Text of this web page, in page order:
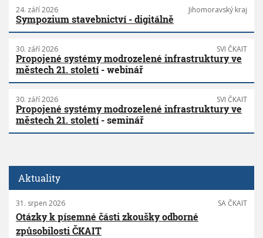
24. září 2026 Jihomoravský kraj
Sympozium stavebnictví - digitálně
30. září 2026 SVI ČKAIT
Propojené systémy modrozelené infrastruktury ve
městech 21. století- webinář
30. září 2026 SVI ČKAIT
Propojené systémy modrozelené infrastruktury ve
městech 21. století- seminář
Aktuality
31. srpen 2026 SA ČKAIT
Otázky k písemné části zkoušky odborné
způsobilosti ČKAIT